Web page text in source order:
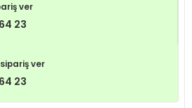
ver
23
ver
23